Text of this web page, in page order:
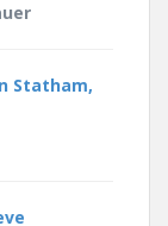
Statham,